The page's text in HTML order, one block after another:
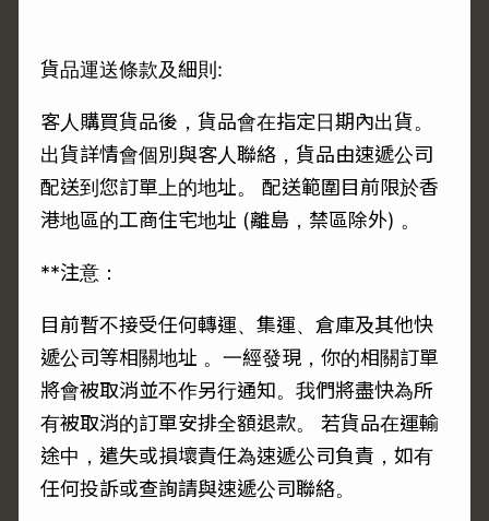
貨品運送條款及細則:
客人購買貨品後，貨品會在指定日期內出貨。
出貨詳情會個別與客人聯絡，貨品由速遞公司
配送到您訂單上的地址。 配送範圍目前限於香
港地區的工商住宅地址 (離島，禁區除外) 。
**注意：
目前暫不接受任何轉運、集運、倉庫及其他快
遞公司等相關地址 。一經發現，你的相關訂單
將會被取消並不作另行通知。我們將盡快為所
有被取消的訂單安排全額退款。 若貨品在運輸
途中，遣失或損壞責任為速遞公司負責，如有
任何投訴或查詢請與速遞公司聯絡。